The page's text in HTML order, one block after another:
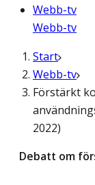
Webb-tv
Webb-tv
Start
Webb-tv
Förstärkt
2022)
Debatt om